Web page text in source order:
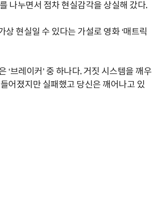
나누면서 점차 현실감각을 상실해 갔다.
현실일 수 있다는 가설로 영화 ‘매트릭
‘브레이커’ 중 하나다. 거짓 시스템을 깨우
어졌지만 실패했고 당신은 깨어나고 있